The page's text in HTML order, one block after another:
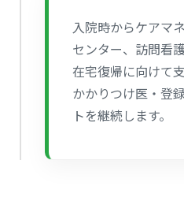
入院時からケアマ
センター、訪問看
在宅復帰に向けて支
かかりつけ医・登
トを継続します。